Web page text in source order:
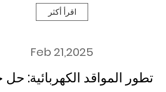
اقرأ أكثر
Feb 21,2025
تطور المواقد الكهربائية: